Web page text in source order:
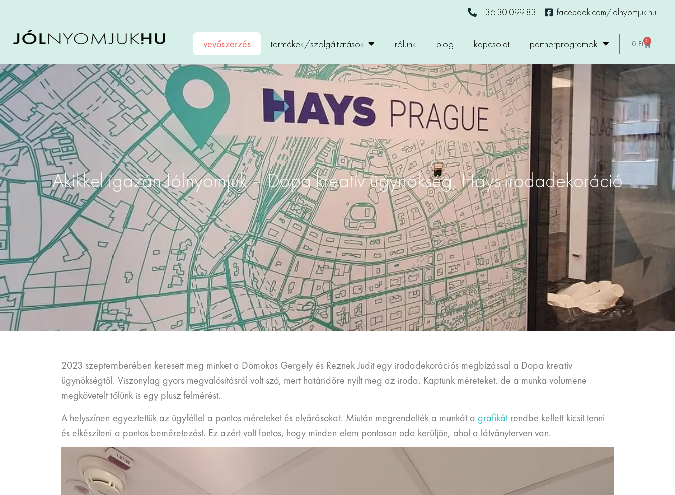
+36 30 099 8311 facebook.com/jolnyomjuk.hu
vevőszerzés termékek/szolgáltatások rólunk blog kapcsolat partnerprogramok 0 Ft 0
Akikkel igazán Jólnyomjuk – Dopa kreatív ügynökség, Hays irodadekoráció
2023 szeptemberében keresett meg minket a Domokos Gergely és Reznek Judit egy irodadekorációs megbízással a Dopa kreatív
ügynökségtől. Viszonylag gyors megvalósításról volt szó, mert határidőre nyílt meg az iroda. Kaptunk méreteket, de a munka volumene
megkövetelt tőlünk is egy plusz felmérést.
A helyszínen egyeztettük az ügyféllel a pontos méreteket és elvárásokat. Miután megrendelték a munkát a grafikátrendbe kellett kicsit tenni
és elkészíteni a pontos beméretezést. Ez azért volt fontos, hogy minden elem pontosan oda kerüljön, ahol a látványterven van.